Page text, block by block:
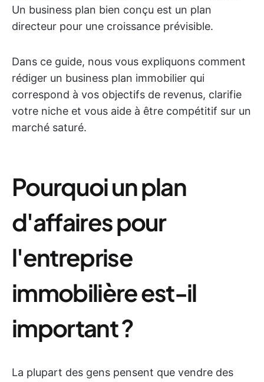
Un business plan bien conçu est un plan
directeur pour une croissance prévisible.
Dans ce guide, nous vous expliquons comment
rédiger un business plan immobilier qui
correspond à vos objectifs de revenus, clarifie
votre niche et vous aide à être compétitif sur un
marché saturé.
Pourquoi un plan
d'affaires pour
l'entreprise
immobilière est-il
important ?
La plupart des gens pensent que vendre des